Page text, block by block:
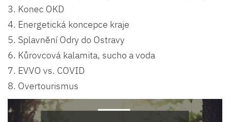
3. Konec OKD
4. Energetická koncepce kraje
5. Splavnění Odry do Ostravy
6. Kůrovcová kalamita, sucho a voda
7. EVVO vs. COVID
8. Overtourismus